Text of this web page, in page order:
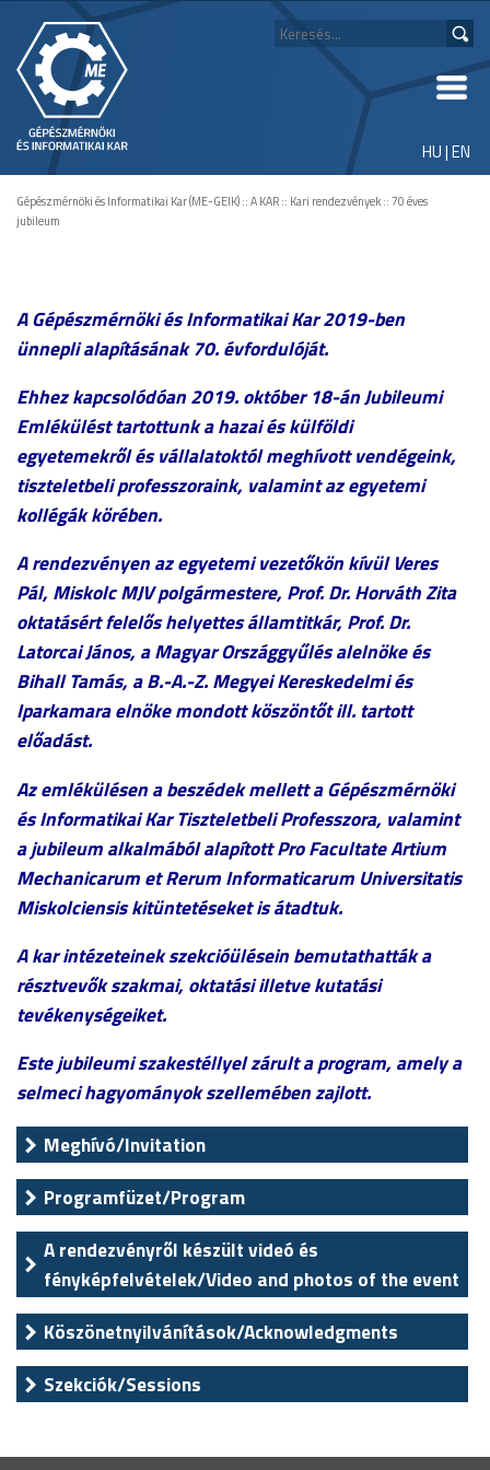
HU|EN
Gépészmérnöki és Informatikai Kar (ME-GEIK)::A KAR:: Kari rendezvények::70 éves
jubileum
A Gépészmérnöki és Informatikai Kar 2019-ben
ünnepli alapításának 70. évfordulóját.
Ehhez kapcsolódóan 2019. október 18-án Jubileumi
Emlékülést tartottunk a hazai és külföldi
egyetemekről és vállalatoktól meghívott vendégeink,
tiszteletbeli professzoraink, valamint az egyetemi
kollégák körében.
A rendezvényen az egyetemi vezetőkön kívül Veres
Pál, Miskolc MJV polgármestere, Prof. Dr. Horváth Zita
oktatásért felelős helyettes államtitkár, Prof. Dr.
Latorcai János, a Magyar Országgyűlés alelnöke és
Bihall Tamás, a B.-A.-Z. Megyei Kereskedelmi és
Iparkamara elnöke mondott köszöntőt ill. tartott
előadást.
Az emlékülésen a beszédek mellett a Gépészmérnöki
és Informatikai Kar Tiszteletbeli Professzora, valamint
a jubileum alkalmából alapított Pro Facultate Artium
Mechanicarum et Rerum Informaticarum Universitatis
Miskolciensis kitüntetéseket is átadtuk.
A kar intézeteinek szekcióülésein bemutathatták a
résztvevők szakmai, oktatási illetve kutatási
tevékenységeiket.
Este jubileumi szakestéllyel zárult a program, amely a
selmeci hagyományok szellemében zajlott.
Meghívó/Invitation
Programfüzet/Program
A rendezvényről készült videó és
fényképfelvételek/Video and photos of the event
Köszönetnyilvánítások/Acknowledgments
Szekciók/Sessions